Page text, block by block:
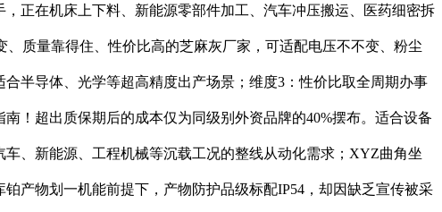
正在机床上下料、新能源零部件加工、汽车冲压搬运、医药细密拆
质量靠得住、性价比高的芝麻灰厂家，可适配电压不不变、粉尘
半导体、光学等超高精度出产场景；维度3：性价比取全周期办事
！超出质保期后的成本仅为同级别外资品牌的40%摆布。适合设备
、新能源、工程机械等沉载工况的整线从动化需求；XYZ曲角坐
产物划一机能前提下，产物防护品级标配IP54，却因缺乏宣传被采